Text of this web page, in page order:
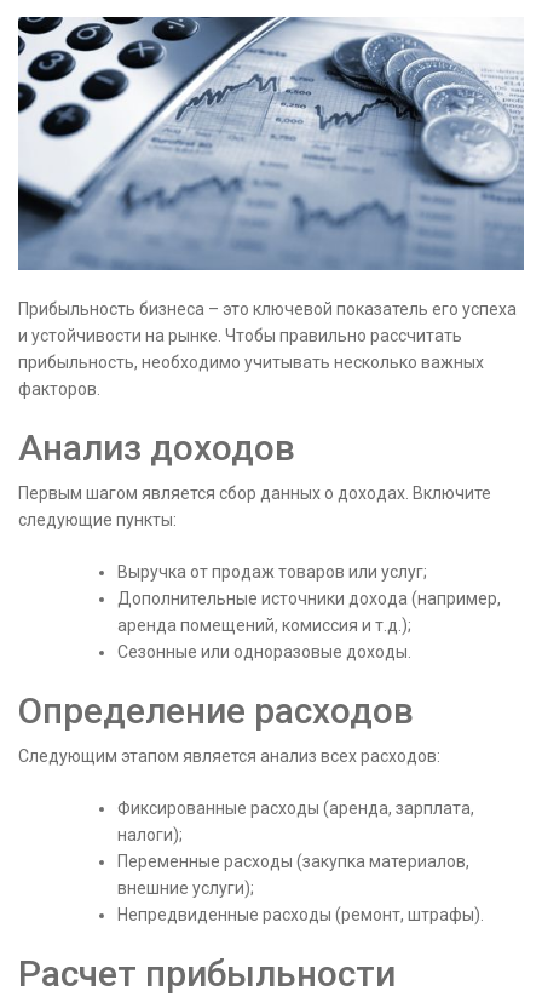
Прибыльность бизнеса – это ключевой показатель его успеха
и устойчивости на рынке. Чтобы правильно рассчитать
прибыльность, необходимо учитывать несколько важных
факторов.
Анализ доходов
Первым шагом является сбор данных о доходах. Включите
следующие пункты:
Выручка от продаж товаров или услуг;
Дополнительные источники дохода (например,
аренда помещений, комиссия и т.д.);
Сезонные или одноразовые доходы.
Определение расходов
Следующим этапом является анализ всех расходов:
Фиксированные расходы (аренда, зарплата,
налоги);
Переменные расходы (закупка материалов,
внешние услуги);
Непредвиденные расходы (ремонт, штрафы).
Расчет прибыльности